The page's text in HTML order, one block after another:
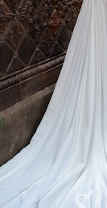
По стилю